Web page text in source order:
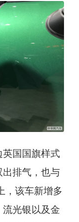
英国国旗样式
出排气，也与
，该车新增多
光银以及金